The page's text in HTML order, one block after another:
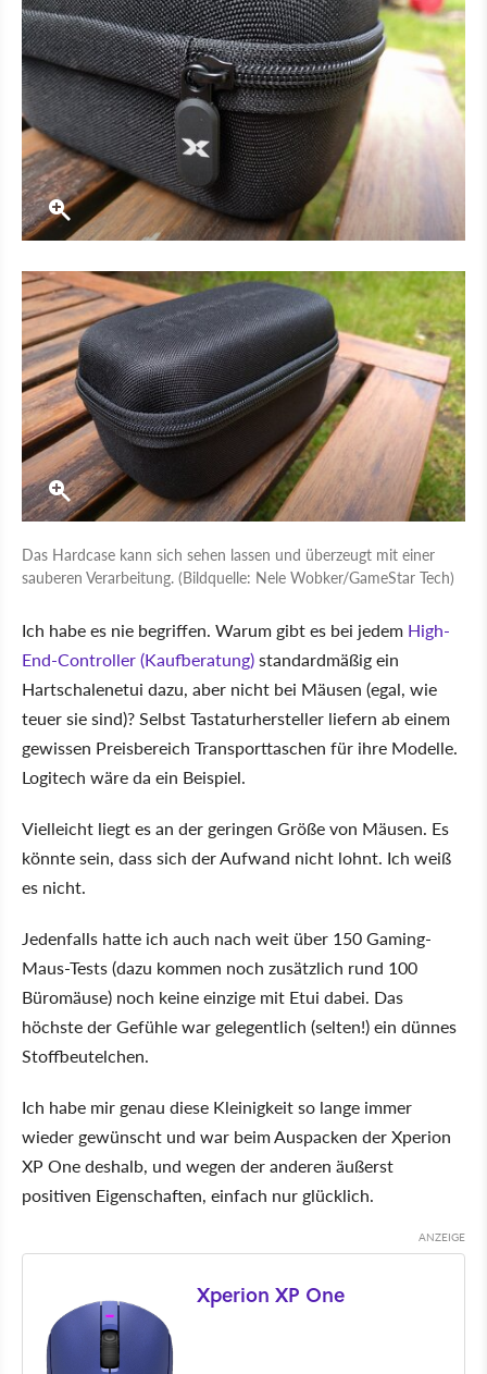
Das Hardcase kann sich sehen lassen und überzeugt mit einer
sauberen Verarbeitung. (Bildquelle: Nele Wobker/GameStar Tech)
Ich habe es nie begriffen. Warum gibt es bei jedem High-
End-Controller (Kaufberatung)standardmäßig ein
Hartschalenetui dazu, aber nicht bei Mäusen (egal, wie
teuer sie sind)? Selbst Tastaturhersteller liefern ab einem
gewissen Preisbereich Transporttaschen für ihre Modelle.
Logitech wäre da ein Beispiel.
Vielleicht liegt es an der geringen Größe von Mäusen. Es
könnte sein, dass sich der Aufwand nicht lohnt. Ich weiß
es nicht.
Jedenfalls hatte ich auch nach weit über 150 Gaming-
Maus-Tests (dazu kommen noch zusätzlich rund 100
Büromäuse) noch keine einzige mit Etui dabei. Das
höchste der Gefühle war gelegentlich (selten!) ein dünnes
Stoffbeutelchen.
Ich habe mir genau diese Kleinigkeit so lange immer
wieder gewünscht und war beim Auspacken der Xperion
XP One deshalb, und wegen der anderen äußerst
positiven Eigenschaften, einfach nur glücklich.
Xperion XP One